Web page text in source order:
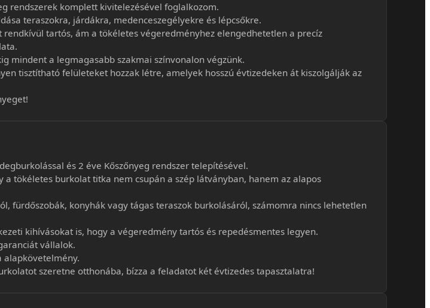
rendszerek komplett kivitelezésével foglalkozom.
teraszokra, járdákra, medenceszegélyekre és lépcsőkre.
tartós, ám a tökéletes végeredményhez elengedhetetlen a precíz
mindent a legmagasabb szakmai színvonalon végzünk.
tisztítható felületeket hozzak létre, amelyek hosszú évtizedeken át kiszolgálják az
és 2 éve Kőszőnyeg rendszer telepítésével.
tökéletes burkolat titka nem csupán a szép látványban, hanem az alapos
fürdőszobák, konyhák vagy tágas teraszok burkolásáról, számomra nincs lehetetlen
kihívásokat is, hogy a végeredmény tartós és repedésmentes legyen.
vállalok.
alapkövetelmény.
szeretne otthonába, bízza a feladatot két évtizedes tapasztalatra!